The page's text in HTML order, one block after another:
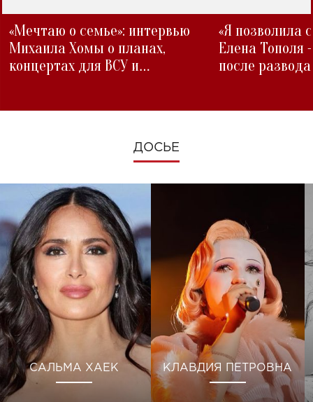
«Мечтаю о семье»: интервью
Михаила Хомы о планах,
концертах для ВСУ и
«Я позволила
Елена Тополя
после развода
ДОСЬЕ
САЛЬМА ХАЕК КЛАВДИЯ ПЕТРОВНА